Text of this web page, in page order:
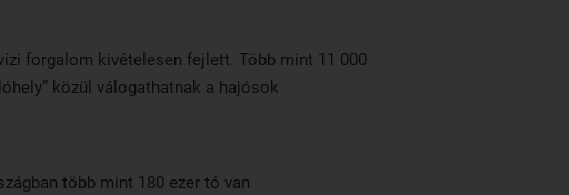
forgalom kivételesen fejlett. Több mint 11 000
közül válogathatnak a hajósok
több mint 180 ezer tó van